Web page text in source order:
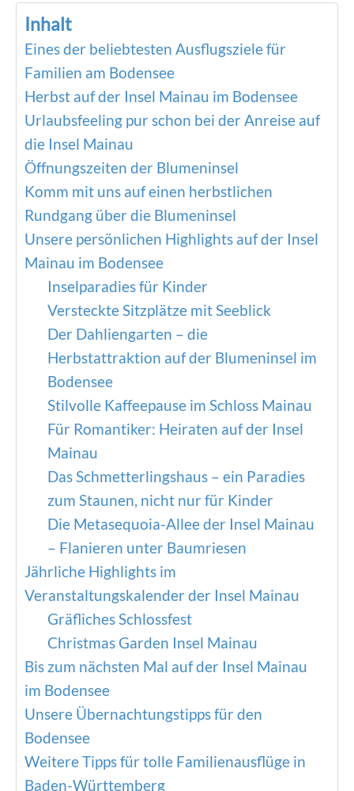
Inhalt
Eines der beliebtesten Ausflugsziele für
Familien am Bodensee
Herbst auf der Insel Mainau im Bodensee
Urlaubsfeeling pur schon bei der Anreise auf
die Insel Mainau
Öffnungszeiten der Blumeninsel
Komm mit uns auf einen herbstlichen
Rundgang über die Blumeninsel
Unsere persönlichen Highlights auf der Insel
Mainau im Bodensee
Inselparadies für Kinder
Versteckte Sitzplätze mit Seeblick
Der Dahliengarten – die
Herbstattraktion auf der Blumeninsel im
Bodensee
Stilvolle Kaffeepause im Schloss Mainau
Für Romantiker: Heiraten auf der Insel
Mainau
Das Schmetterlingshaus – ein Paradies
zum Staunen, nicht nur für Kinder
Die Metasequoia-Allee der Insel Mainau
– Flanieren unter Baumriesen
Jährliche Highlights im
Veranstaltungskalender der Insel Mainau
Gräfliches Schlossfest
Christmas Garden Insel Mainau
Bis zum nächsten Mal auf der Insel Mainau
im Bodensee
Unsere Übernachtungstipps für den
Bodensee
Weitere Tipps für tolle Familienausflüge in
Baden-Württemberg